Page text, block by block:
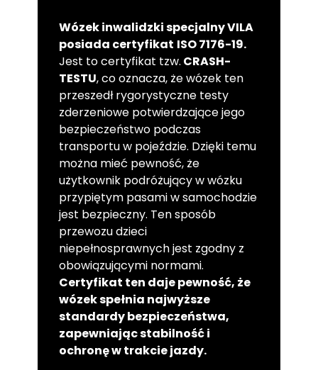
Wózek inwalidzki specjalny VILA
posiada certyfikat ISO 7176-19.
Jest to certyfikat tzw. CRASH-
TESTU, co oznacza, że wózek ten
przeszedł rygorystyczne testy
zderzeniowe potwierdzające jego
bezpieczeństwo podczas
transportu w pojeździe. Dzięki temu
można mieć pewność, że
użytkownik podróżujący w wózku
przypiętym pasami w samochodzie
jest bezpieczny. Ten sposób
przewozu dzieci
niepełnosprawnych jest zgodny z
obowiązującymi normami.
Certyfikat ten daje pewność, że
wózek spełnia najwyższe
standardy bezpieczeństwa,
zapewniając stabilność i
ochronę w trakcie jazdy.